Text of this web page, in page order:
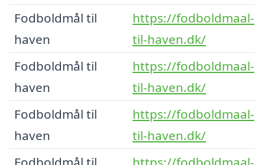
Fodboldmål til
haven
https://fodboldmaal-
til-haven.dk/
Fodboldmål til
haven
https://fodboldmaal-
til-haven.dk/
Fodboldmål til
haven
https://fodboldmaal-
til-haven.dk/